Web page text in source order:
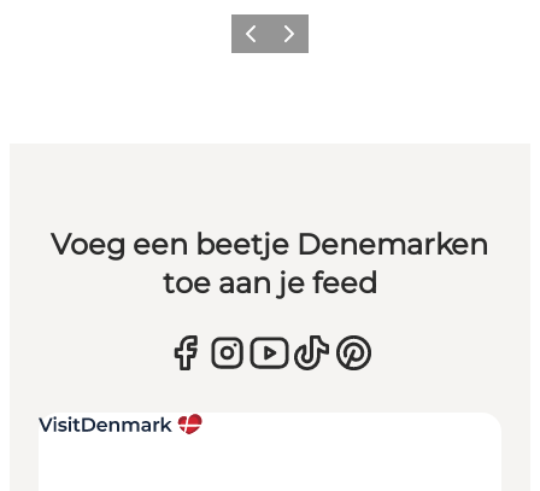
Vorige Volgende
Voeg een beetje Denemarken
toe aan je feed